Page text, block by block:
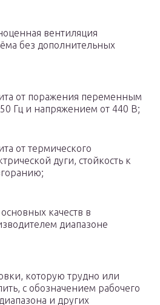
вентиляция
без дополнительных
от поражения переменным
50 Гц и напряжением от 440 В;
от термического
дуги, стойкость к
качеств в
диапазоне
которую трудно или
с обозначением рабочего
и других